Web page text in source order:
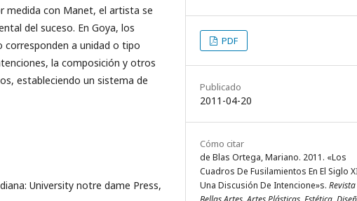
medida con Manet, el artista se
del suceso. En Goya, los
a unidad o tipo
la composición y otros
estableciendo un sistema de
University notre dame Press,
PDF
Publicado
2011-04-20
Cómo citar
de Blas Ortega, Mariano. 2011. «Los
Cuadros De Fusilamientos En El Siglo
Una Discusión De Intencione»s.